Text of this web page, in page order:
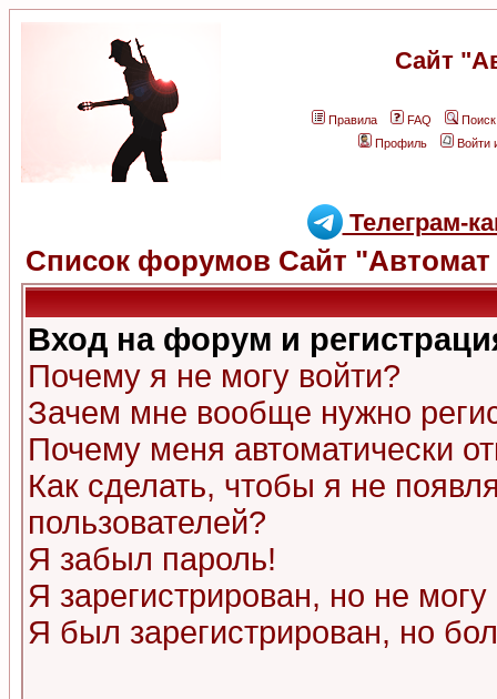
Сайт
Правила FAQ
Поиск
Профиль
Войти
Телеграм-
Список форумов Сайт "Автомат
Вход на форум и
Почему я не могу войти?
Зачем мне вообще нужно
Почему меня автоматически
Как сделать, чтобы я не
пользователей?
Я забыл пароль!
Я зарегистрирован, но не могу
Я был зарегистрирован, но